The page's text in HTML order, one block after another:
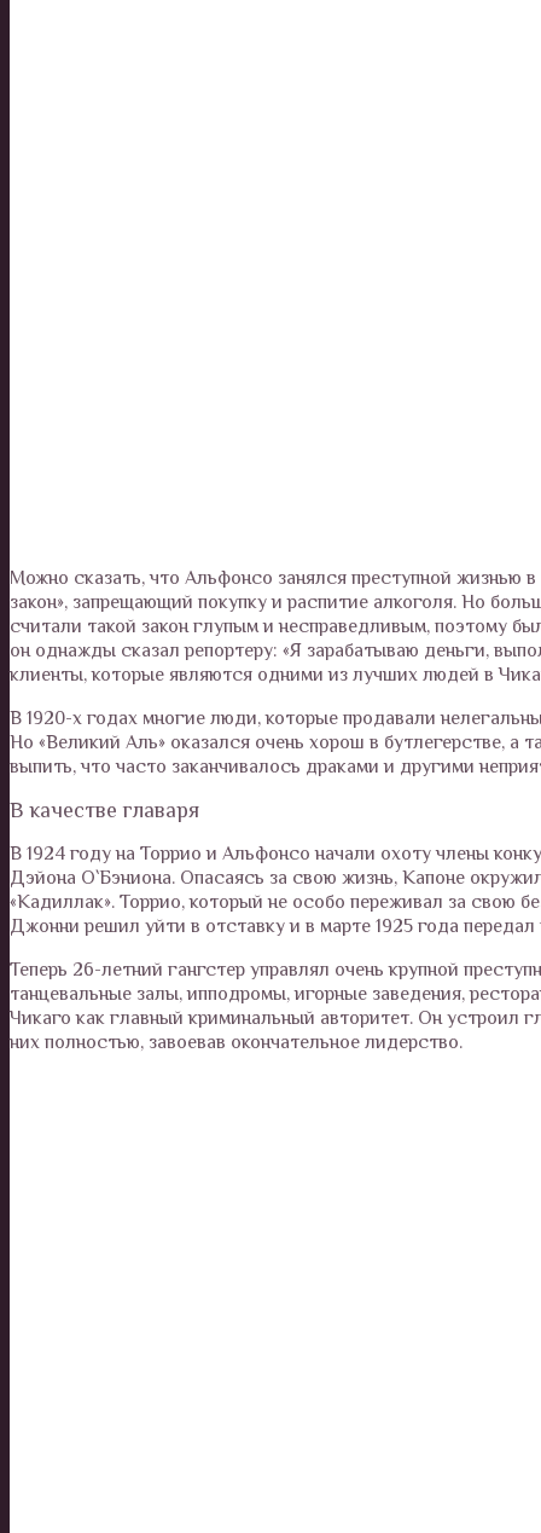
Можно сказать, что Альфонсо занялся преступной жизнью
закон», запрещающий покупку и распитие алкоголя. Но
считали такой закон глупым и несправедливым, поэтому
он однажды сказал репортеру: «Я зарабатываю деньги,
клиенты, которые являются одними из лучших людей в
В 1920-х годах многие люди, которые продавали
Но «Великий Аль» оказался очень хорош в бутлегерстве, а
выпить, что часто заканчивалось драками и другими
В качестве главаря
В 1924 году на Торрио и Альфонсо начали охоту члены
Дэйона О`Бэниона. Опасаясь за свою жизнь, Капоне
«Кадиллак». Торрио, который не особо переживал за свою
Джонни решил уйти в отставку и в марте 1925 года
Теперь 26-летний гангстер управлял очень крупной
танцевальные залы, ипподромы, игорные заведения,
Чикаго как главный криминальный авторитет. Он устроил
них полностью, завоевав окончательное лидерство.